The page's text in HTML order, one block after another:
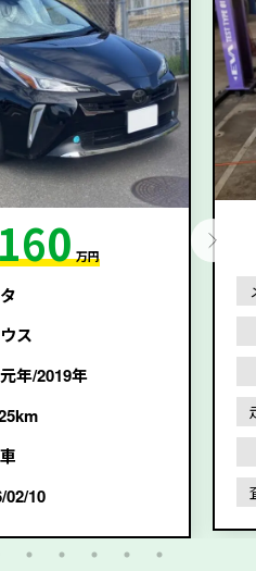
万円
ス
年/2019年
02/10